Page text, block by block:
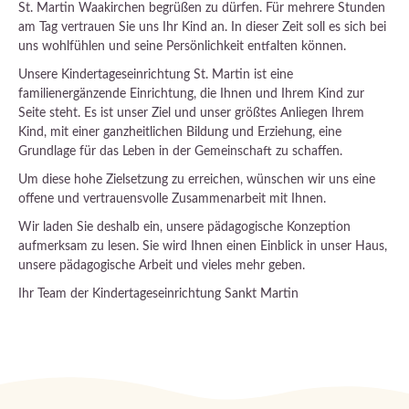
St. Martin Waakirchen begrüßen zu dürfen. Für mehrere Stunden
am Tag vertrauen Sie uns Ihr Kind an. In dieser Zeit soll es sich bei
uns wohlfühlen und seine Persönlichkeit entfalten können.
Unsere Kindertageseinrichtung St. Martin ist eine
familienergänzende Einrichtung, die Ihnen und Ihrem Kind zur
Seite steht. Es ist unser Ziel und unser größtes Anliegen Ihrem
Kind, mit einer ganzheitlichen Bildung und Erziehung, eine
Grundlage für das Leben in der Gemeinschaft zu schaffen.
Um diese hohe Zielsetzung zu erreichen, wünschen wir uns eine
offene und vertrauensvolle Zusammenarbeit mit Ihnen.
Wir laden Sie deshalb ein, unsere pädagogische Konzeption
aufmerksam zu lesen. Sie wird Ihnen einen Einblick in unser Haus,
unsere pädagogische Arbeit und vieles mehr geben.
Ihr Team der Kindertageseinrichtung Sankt Martin